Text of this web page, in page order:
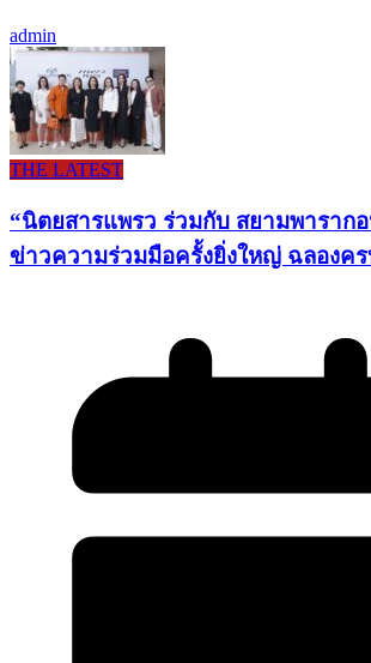
admin
THE LATEST
“นิตยสารแพรว ร่วมกับ สยามพาราก
ข่าวความร่วมมือครั้งยิ่งใหญ่ ฉลองค